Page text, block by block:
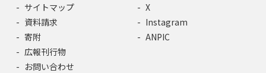
サイトマップ
資料請求
寄附
広報刊行物
お問い合わせ
X
Instagram
ANPIC